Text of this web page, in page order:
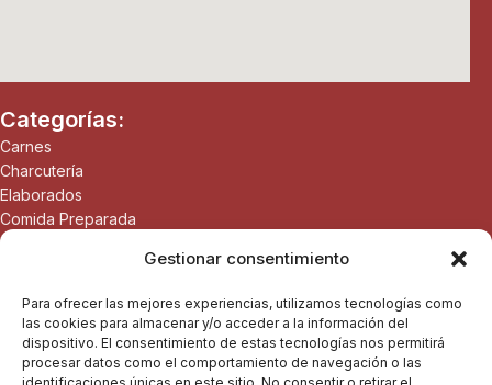
Gestionar consentimiento
Para ofrecer las mejores experiencias, utilizamos tecnologías como
las cookies para almacenar y/o acceder a la información del
dispositivo. El consentimiento de estas tecnologías nos permitirá
procesar datos como el comportamiento de navegación o las
Categorías:
Carnes
Charcutería
Elaborados
Comida Preparada
Panadería
Destilados
Mis Favoritos
Sobre Nosotros: